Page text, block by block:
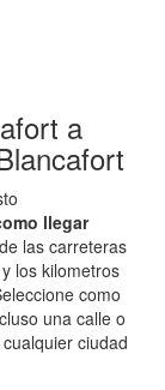
a
llegar
las carreteras
los kilometros
como
una calle o
ciudad